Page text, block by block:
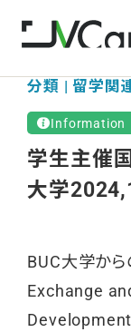
分類 | 留学関
Information
学生主催
大学
BUC大学から
Exchange